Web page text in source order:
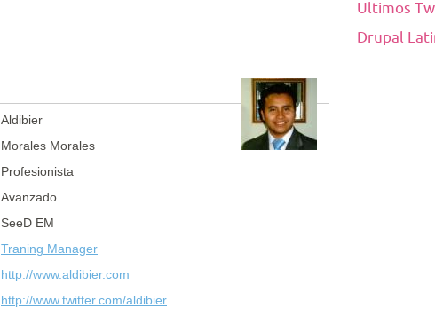
Aldibier
Morales Morales
Profesionista
Avanzado
SeeD EM
Traning Manager
http://www.aldibier.com
http://www.twitter.com/aldibier
Ultimos
Drupal